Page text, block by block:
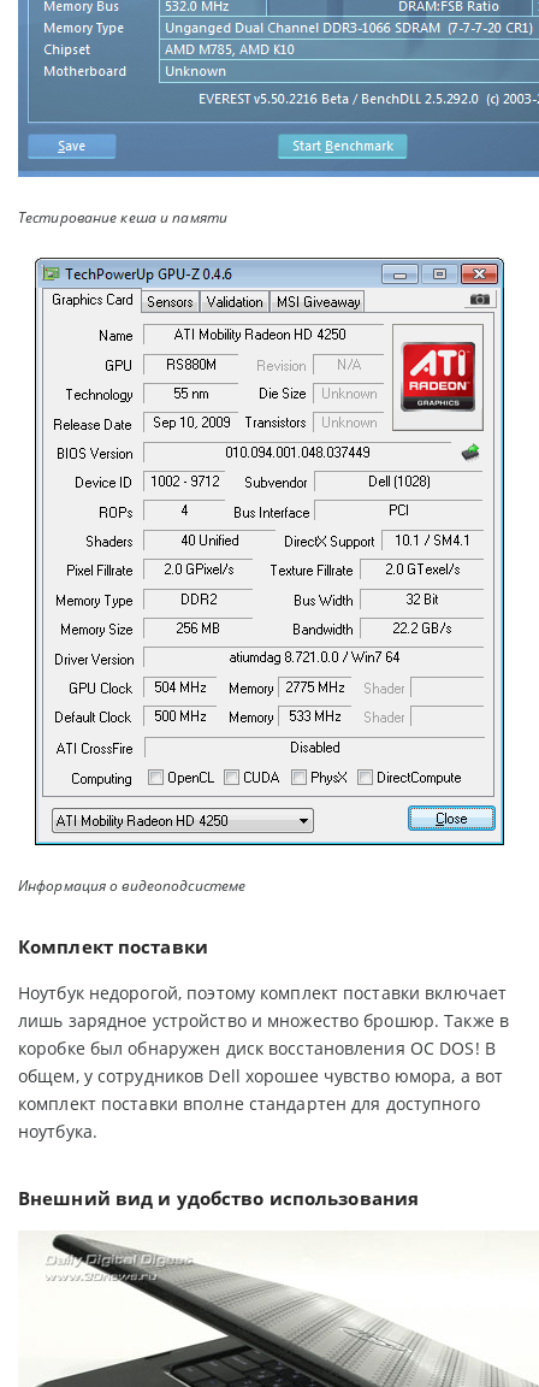
Тестирование кеша и памяти
Информация о видеоподсистеме
Комплект поставки
Ноутбук недорогой, поэтому комплект поставки включает
лишь зарядное устройство и множество брошюр. Также в
коробке был обнаружен диск восстановления ОС DOS! В
общем, у сотрудников Dell хорошее чувство юмора, а вот
комплект поставки вполне стандартен для доступного
ноутбука.
Внешний вид и удобство использования